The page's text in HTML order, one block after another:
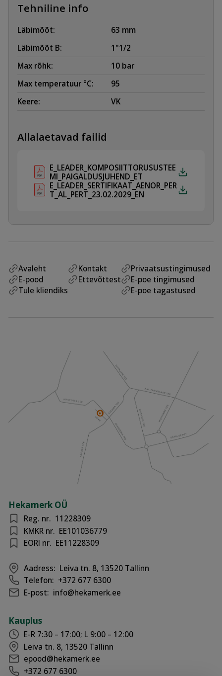
Tehniline info
Läbimõõt:
63 mm
Läbimõõt B:
1"1/2
Max rõhk:
10 bar
Max temperatuur °C:
95
Keere:
VK
Allalaetavad failid
E_LEADER_KOMPOSIITTORUSUSTEE
MI_PAIGALDUSJUHEND_ET
E_LEADER_SERTIFIKAAT_AENOR_PER
T_AL_PERT_23.02.2029_EN
Avaleht
E-pood
Tule kliendiks
Kontakt
Ettevõttest
Privaatsustingimused
E-poe tingimused
E-poe tagastused
Hekamerk OÜ
Reg. nr. 11228309
KMKR nr. EE101036779
EORI nr. EE11228309
Aadress: Leiva tn. 8, 13520 Tallinn
Telefon: +372 677 6300
E-post: info@hekamerk.ee
Kauplus
E-R 7:30 – 17:00; L 9:00 – 12:00
Leiva tn. 8, 13520 Tallinn
epood@hekamerk.ee
+372 677 6300